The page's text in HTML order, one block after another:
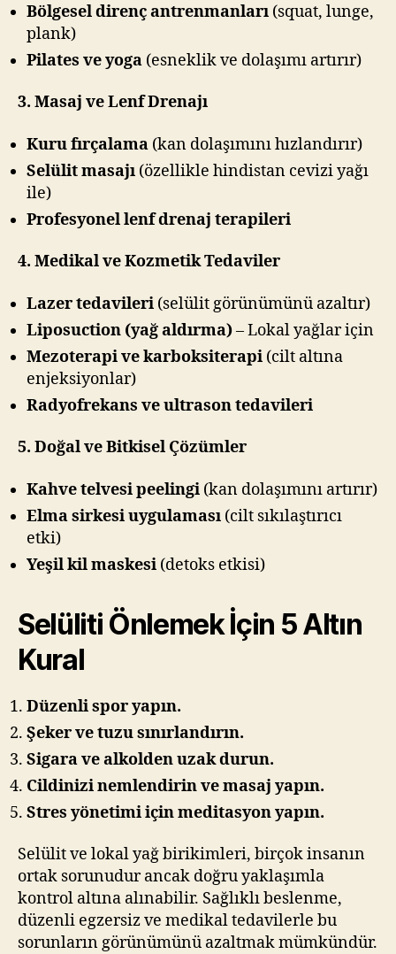
Bölgesel direnç antrenmanları (squat, lunge,
plank)
Pilates ve yoga (esneklik ve dolaşımı artırır)
3. Masaj ve Lenf Drenajı
Kuru fırçalama (kan dolaşımını hızlandırır)
Selülit masajı (özellikle hindistan cevizi yağı
ile)
Profesyonel lenf drenaj terapileri
4. Medikal ve Kozmetik Tedaviler
Lazer tedavileri (selülit görünümünü azaltır)
Liposuction (yağ aldırma)– Lokal yağlar için
Mezoterapi ve karboksiterapi (cilt altına
enjeksiyonlar)
Radyofrekans ve ultrason tedavileri
5. Doğal ve Bitkisel Çözümler
Kahve telvesi peelingi (kan dolaşımını artırır)
Elma sirkesi uygulaması (cilt sıkılaştırıcı
etki)
Yeşil kil maskesi (detoks etkisi)
Selüliti Önlemek İçin 5 Altın
Kural
Düzenli spor yapın.
Şeker ve tuzu sınırlandırın.
Sigara ve alkolden uzak durun.
Cildinizi nemlendirin ve masaj yapın.
Stres yönetimi için meditasyon yapın.
Selülit ve lokal yağ birikimleri, birçok insanın
ortak sorunudur ancak doğru yaklaşımla
kontrol altına alınabilir. Sağlıklı beslenme,
düzenli egzersiz ve medikal tedavilerle bu
sorunların görünümünü azaltmak mümkündür.